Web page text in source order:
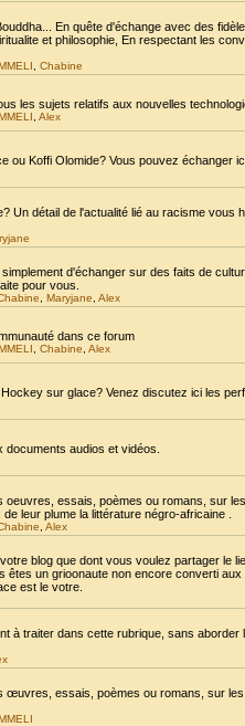
En quête d'échange avec des
et philosophie, En respectant les
Chabine
les sujets relatifs aux nouvelles
Alex
ou Koffi Olomide? Vous pouvez échanger
Un détail de l'actualité lié au racisme
d'échanger sur des faits de
pour vous.
Maryjane Alex
dans ce forum
Chabine Alex
sur glace? Venez discutez ici les
audios et vidéos.
oeuvres, essais, poèmes ou romans, sur
leur plume la littérature négro-africaine .
Alex
blog que dont vous voulez partager le
êtes un grioonaute non encore converti
est le votre.
à traiter dans cette rubrique, sans
œuvres, essais, poèmes ou romans, sur